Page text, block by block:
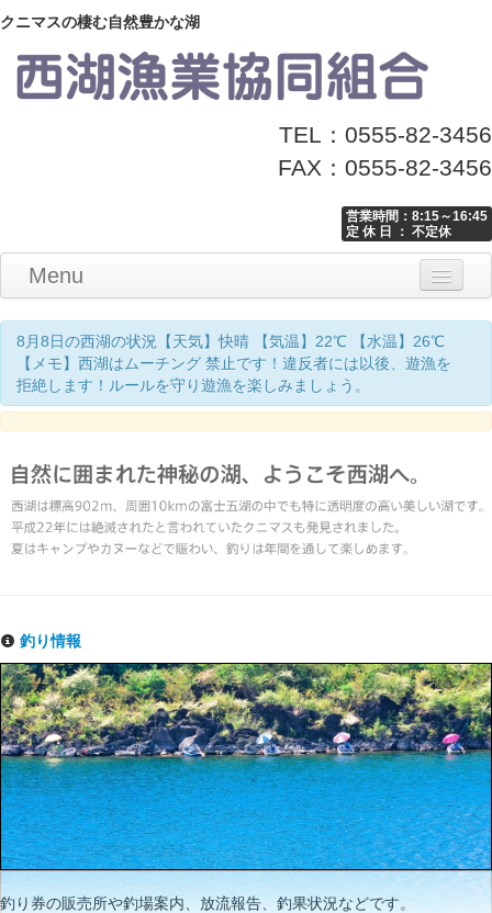
クニマスの棲む自然豊かな湖
TEL：0555-82-3456
FAX：0555-82-3456
営業時間：8:15～16:45
定 休 日 ： 不定休
Menu
Home
釣り情報
マナーとお願い
クニマス展示館
漁協からのお知らせ
お問い合わせ
8月8日の西湖の状況【天気】快晴 【気温】22℃ 【水温】26℃
【メモ】西湖はムーチング 禁止です！違反者には以後、遊漁を
拒絶します！ルールを守り遊漁を楽しみましょう。
釣り情報
釣り券の販売所や釣場案内、放流報告、釣果状況などです。